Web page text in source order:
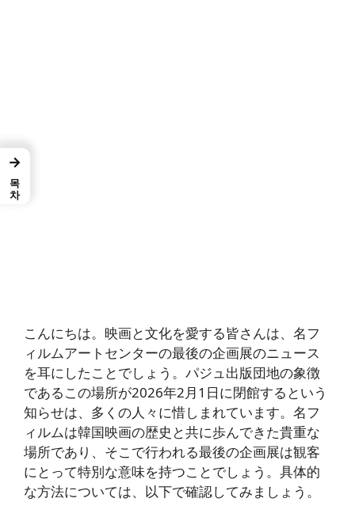
こんにちは。映画と文化を愛する皆さんは、名フ
ィルムアートセンターの最後の企画展のニュース
を耳にしたことでしょう。パジュ出版団地の象徴
であるこの場所が2026年2月1日に閉館するという
知らせは、多くの人々に惜しまれています。名フ
ィルムは韓国映画の歴史と共に歩んできた貴重な
場所であり、そこで行われる最後の企画展は観客
にとって特別な意味を持つことでしょう。具体的
な方法については、以下で確認してみましょう。
→
목차